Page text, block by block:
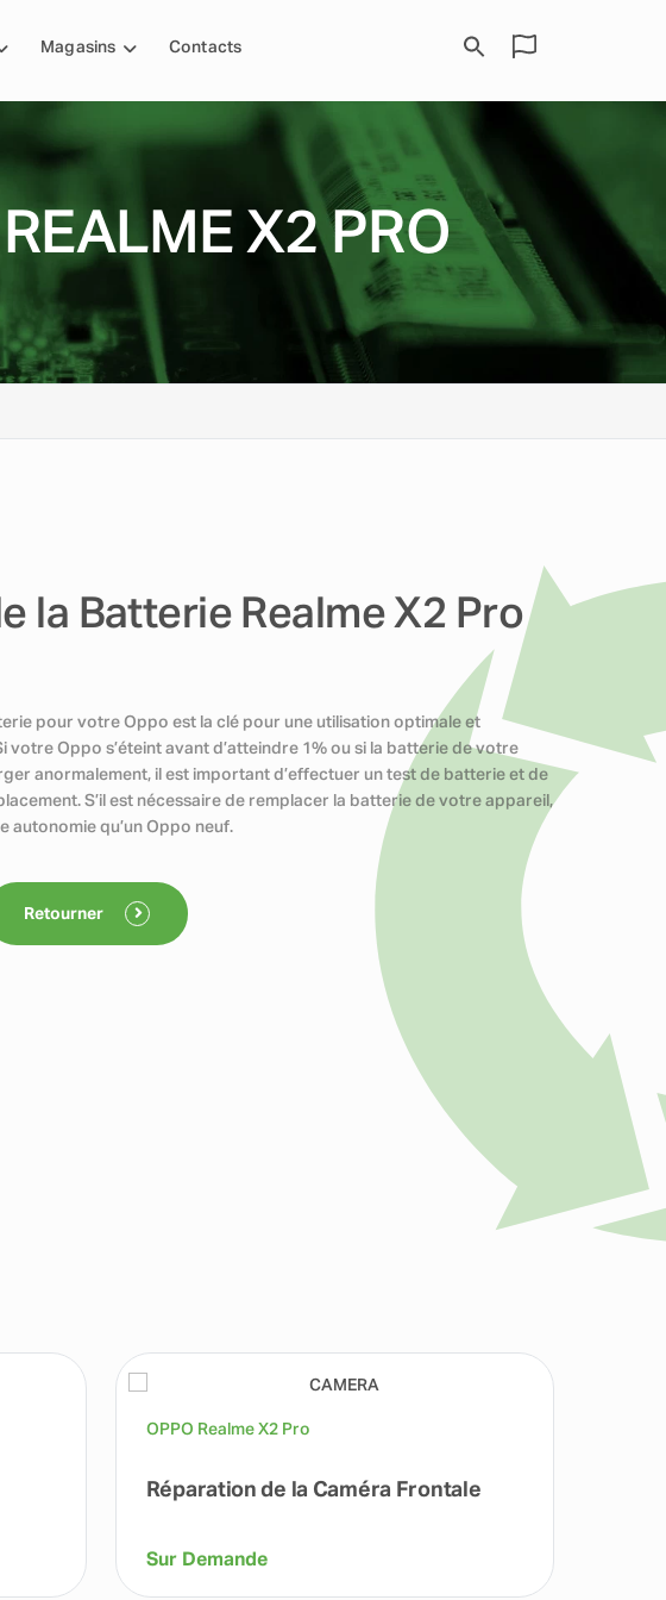
Magasins Contacts
X2 PRO
la Batterie Realme X2 Pro
pour votre Oppo est la clé pour une utilisation optimale et
votre Oppo s’éteint avant d’atteindre 1% ou si la batterie de votre
anormalement, il est important d’effectuer un test de batterie et de
S’il est nécessaire de remplacer la batterie de votre appareil,
autonomie qu’un Oppo neuf.
Retourner
OPPO Realme X2 Pro
Réparation de la Caméra Frontale
Sur Demande